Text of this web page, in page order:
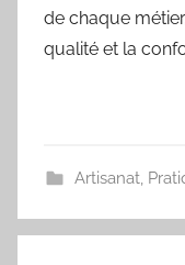
de chaque
qualité et la
Artisanat,